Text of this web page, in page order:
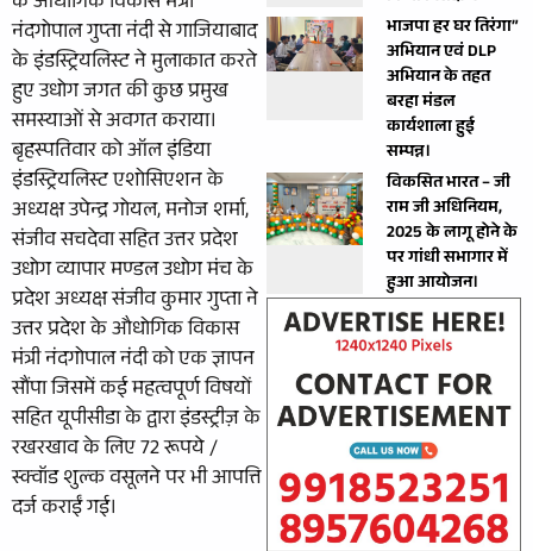
नंदगोपाल गुप्ता नंदी से गाजियाबाद
के इंडस्ट्रियलिस्ट ने मुलाकात करते
हुए उधोग जगत की कुछ प्रमुख
समस्याओं से अवगत कराया।
बृहस्पतिवार को ऑल इंडिया
इंडस्ट्रियलिस्ट एशोसिएशन के
अध्यक्ष उपेन्द्र गोयल, मनोज शर्मा,
संजीव सचदेवा सहित उत्तर प्रदेश
उधोग व्यापार मण्डल उधोग मंच के
प्रदेश अध्यक्ष संजीव कुमार गुप्ता ने
उत्तर प्रदेश के औधोगिक विकास
मंत्री नंदगोपाल नंदी को एक ज्ञापन
सौंपा जिसमें कई महत्वपूर्ण विषयों
सहित यूपीसीडा के द्वारा इंडस्ट्रीज़ के
रखरखाव के लिए 72 रूपये /
स्क्वॉड शुल्क वसूलने पर भी आपत्ति
दर्ज कराईं गई।
भाजपा हर घर तिरंगा”
अभियान एवं DLP
अभियान के तहत
बरहा मंडल
कार्यशाला हुई
सम्पन्न।
विकसित भारत – जी
राम जी अधिनियम,
2025 के लागू होने के
पर गांधी सभागार में
हुआ आयोजन।